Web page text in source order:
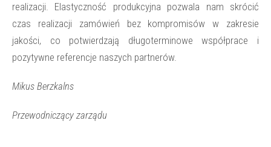
realizacji. Elastyczność produkcyjna pozwala nam skrócić
czas realizacji zamówień bez kompromisów w zakresie
jakości, co potwierdzają długoterminowe współprace i
pozytywne referencje naszych partnerów.
Mikus Berzkalns
Przewodniczący zarządu